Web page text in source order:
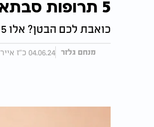
5 תרופות סבתא שיעזרו לכם להתמודד עם כאבי בטן
כואבת לכם הבטן? אלו 5 השיטות להרגיע אותה באופן טבעי, על פי עצת הסבתות
מנחם גלזר 04.06.24 כ"ז אייר התשפ"ד